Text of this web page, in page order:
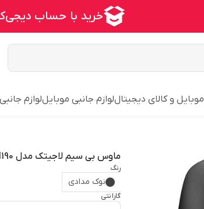
موبایل و کالای دیجیتاللوازم جانبی موبایللوازم
ماوس بی سیم لاجیتک مدل M190
رنگ
نوک مدادی
گارانتی